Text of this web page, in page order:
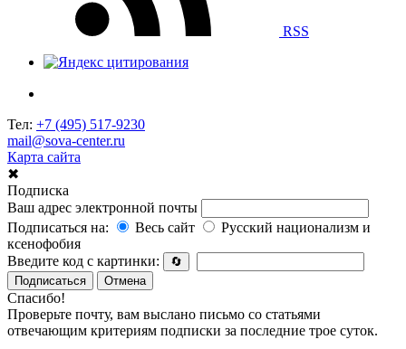
RSS
Тел: +7 (495) 517-9230
mail@sova-center.ru
Карта сайта
✖
Подписка
Ваш адрес электронной почты
Подписаться на:
Весь сайт
Русский национализм и
ксенофобия
Введите код с картинки:
🔄
Подписаться
Отмена
Спасибо!
Проверьте почту, вам выслано письмо со статьями
отвечающим критериям подписки за последние трое суток.